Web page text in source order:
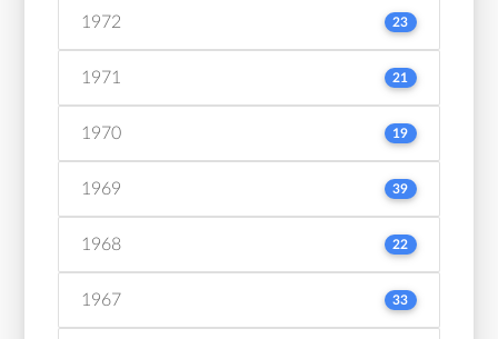
1972 23
1971 21
1970 19
1969 39
1968 22
1967 33